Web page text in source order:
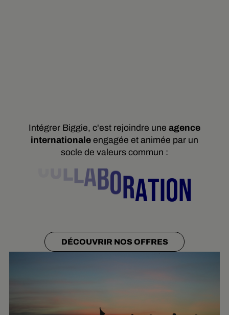
Intégrer Biggie, c'est rejoindre une agence
internationale engagée et animée par un
socle de valeurs commun :
PROX
DÉCOUVRIR NOS OFFRES